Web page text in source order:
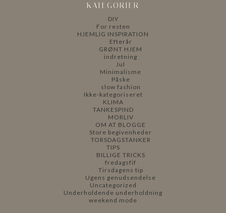
KATEGORIER
DIY
For resten
HJEMLIG INSPIRATION
Efterår
GRØNT HJEM
indretning
Jul
Minimalisme
Påske
slow fashion
Ikke-kategoriseret
KLIMA
TANKESPIND
MORLIV
OM AT BLOGGE
Store begivenheder
TORSDAGSTANKER
TIPS
BILLIGE TRICKS
fredagsfif
Tirsdagens tip
Ugens genudsendelse
Uncategorized
Underholdende underholdning
weekend mode